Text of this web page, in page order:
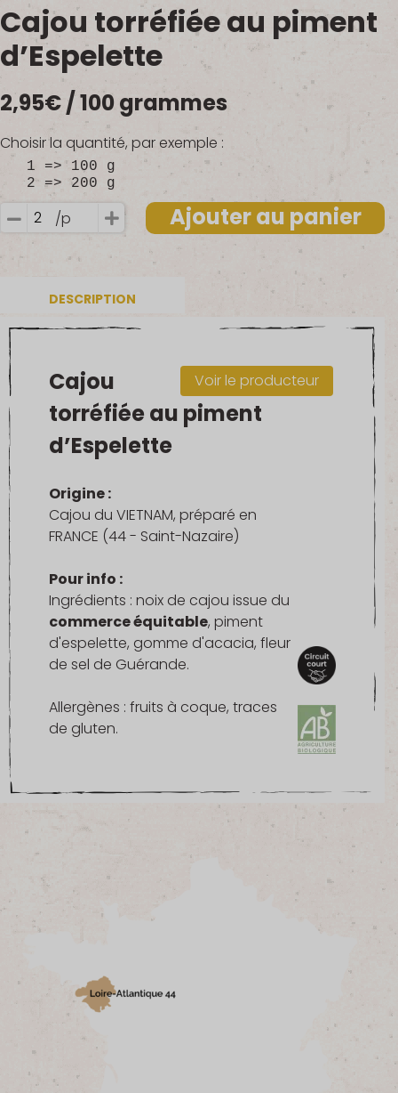
FRUITS BIO AU BUREAU
NOS PRODUCTEURS
NOS MARCHÉS
Cajou torréfiée au piment
d’Espelette
2,95€/ 100 grammes
Choisir la quantité, par exemple :
1 => 100 g
2 => 200 g
quantité
torréfiée
piment
d'Espelette
/p Ajouter au panier
DESCRIPTION
Voir le producteur
Cajou
torréfiée au piment
d’Espelette
Origine :
Cajou du VIETNAM, préparé en
FRANCE (44 - Saint-Nazaire)
Pour info :
Ingrédients : noix de cajou issue du
commerce équitable, piment
d'espelette, gomme d'acacia, fleur
de sel de Guérande.
Allergènes : fruits à coque, traces
de gluten.